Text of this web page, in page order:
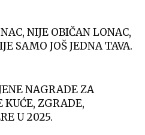
NIJE OBIČAN LONAC,
SAMO JOŠ JEDNA TAVA.
NAGRADE ZA
KUĆE, ZGRADE,
U 2025.